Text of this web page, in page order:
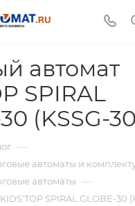
автомат
SPIRAL
(KSSG-
—
автоматы и
автоматы —
SPIRAL GLOBE-30